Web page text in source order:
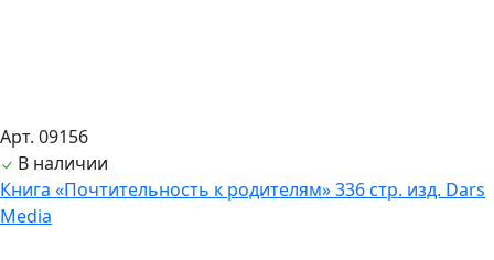
Арт. 09156
В наличии
Книга «Почтительность к родителям» 336 стр. изд. Dars
Media